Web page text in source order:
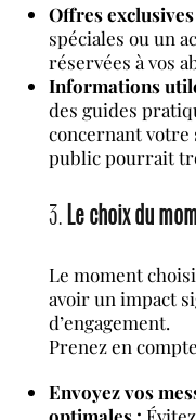
Offres exclusives
spéciales ou un
réservées à vos
Informations
des guides
concernant votre
public pourrait
3. Le choix du
Le moment
avoir un impact
d’engagement.
Prenez en
Envoyez vos